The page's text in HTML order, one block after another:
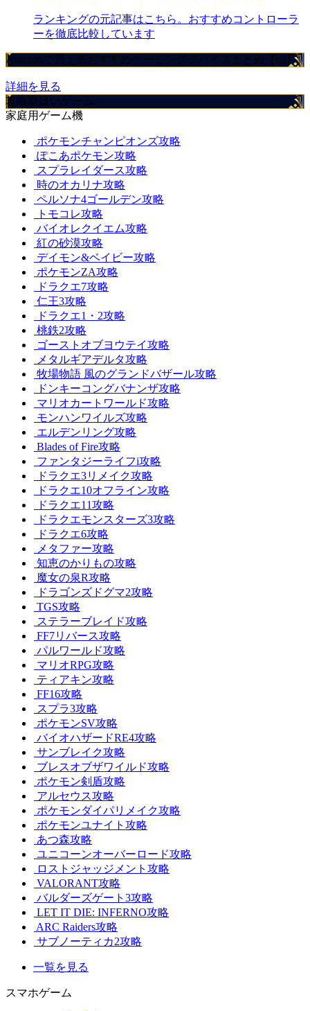
ランキングの元記事はこちら。おすすめコントローラ
ーを徹底比較しています
Amazonで買えるおすすめゲーミングデバイスまとめ【ad】
詳細を見る
攻略取扱いゲーム
家庭用ゲーム機
ポケモンチャンピオンズ攻略
ぽこあポケモン攻略
スプラレイダース攻略
時のオカリナ攻略
ペルソナ4ゴールデン攻略
トモコレ攻略
バイオレクイエム攻略
紅の砂漠攻略
デイモン&ベイビー攻略
ポケモンZA攻略
ドラクエ7攻略
仁王3攻略
ドラクエ1・2攻略
桃鉄2攻略
ゴーストオブヨウテイ攻略
メタルギアデルタ攻略
牧場物語 風のグランドバザール攻略
ドンキーコングバナンザ攻略
マリオカートワールド攻略
モンハンワイルズ攻略
エルデンリング攻略
Blades of Fire攻略
ファンタジーライフi攻略
ドラクエ3リメイク攻略
ドラクエ10オフライン攻略
ドラクエ11攻略
ドラクエモンスターズ3攻略
ドラクエ6攻略
メタファー攻略
知恵のかりもの攻略
魔女の泉R攻略
ドラゴンズドグマ2攻略
TGS攻略
ステラーブレイド攻略
FF7リバース攻略
パルワールド攻略
マリオRPG攻略
ティアキン攻略
FF16攻略
スプラ3攻略
ポケモンSV攻略
バイオハザードRE4攻略
サンブレイク攻略
ブレスオブザワイルド攻略
ポケモン剣盾攻略
アルセウス攻略
ポケモンダイパリメイク攻略
ポケモンユナイト攻略
あつ森攻略
ユニコーンオーバーロード攻略
ロストジャッジメント攻略
VALORANT攻略
バルダーズゲート3攻略
LET IT DIE: INFERNO攻略
ARC Raiders攻略
サブノーティカ2攻略
一覧を見る
スマホゲーム